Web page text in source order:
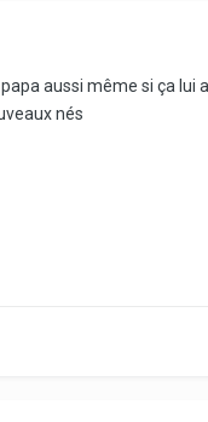
aussi même si ça lui
nés